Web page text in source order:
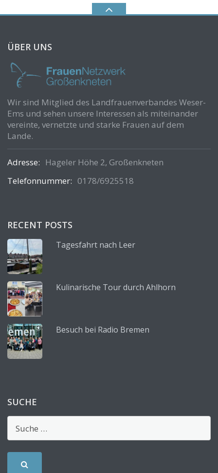
ÜBER UNS
Wir sind Mitglied des Landfrauenverbandes Weser-
Ems und sehen unsere Interessen als miteinander
vereinte, vernetzte und starke Frauen auf dem
Lande.
Adresse: Hageler Höhe 2, Großenkneten
Telefonnummer: 0178/6925518
RECENT POSTS
Tagesfahrt nach Leer
Kulinarische Tour durch Ahlhorn
Besuch bei Radio Bremen
SUCHE